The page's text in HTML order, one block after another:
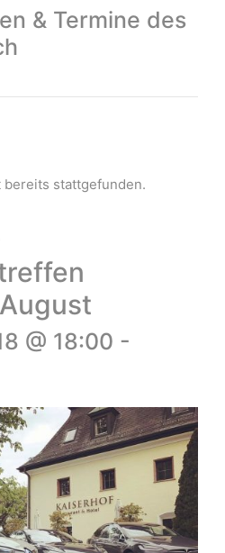
& Termine des
bereits stattgefunden.
@ 18:00 -